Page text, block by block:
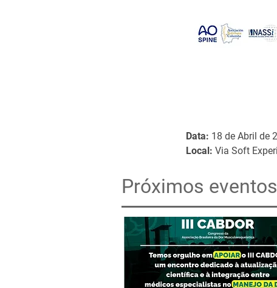
Data: 18 de Abril de
Local: Via Soft
Próximos eventos